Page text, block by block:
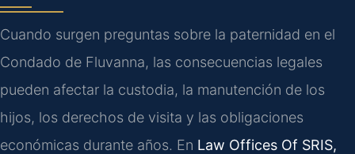
Cuando surgen preguntas sobre la paternidad en el
Condado de Fluvanna, las consecuencias legales
pueden afectar la custodia, la manutención de los
hijos, los derechos de visita y las obligaciones
económicas durante años. En Law Offices Of SRIS,